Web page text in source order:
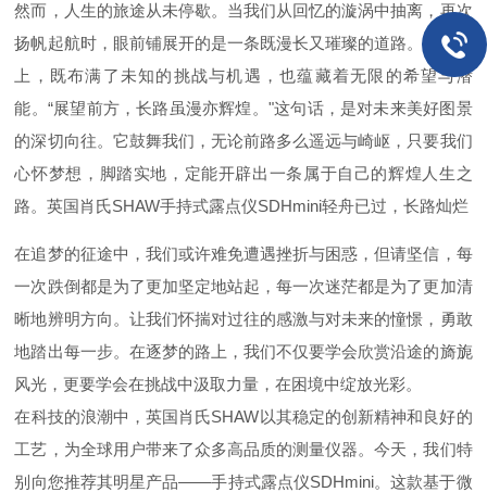
然而，人生的旅途从未停歇。当我们从回忆的漩涡中抽离，再次
扬帆起航时，眼前铺展开的是一条既漫长又璀璨的道路。这条路
上，既布满了未知的挑战与机遇，也蕴藏着无限的希望与潜
能。“展望前方，长路虽漫亦辉煌。"这句话，是对未来美好图景
的深切向往。它鼓舞我们，无论前路多么遥远与崎岖，只要我们
心怀梦想，脚踏实地，定能开辟出一条属于自己的辉煌人生之
路。英国肖氏SHAW手持式露点仪SDHmini轻舟已过，长路灿烂
在追梦的征途中，我们或许难免遭遇挫折与困惑，但请坚信，每
一次跌倒都是为了更加坚定地站起，每一次迷茫都是为了更加清
晰地辨明方向。让我们怀揣对过往的感激与对未来的憧憬，勇敢
地踏出每一步。在逐梦的路上，我们不仅要学会欣赏沿途的旖旎
风光，更要学会在挑战中汲取力量，在困境中绽放光彩。
在科技的浪潮中，英国肖氏SHAW以其稳定的创新精神和良好的
工艺，为全球用户带来了众多高品质的测量仪器。今天，我们特
别向您推荐其明星产品——手持式露点仪SDHmini。这款基于微